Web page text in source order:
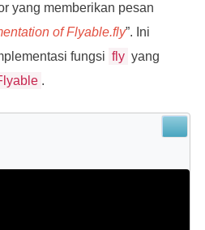
yang memberikan pesan
of Flyable.fly”. Ini
fungsi fly yang
.